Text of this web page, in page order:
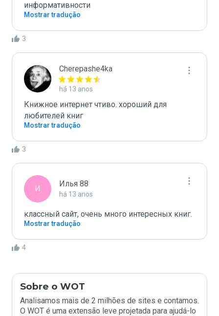
информативности
Mostrar tradução
3
Cherepashe4ka
há 13 anos
Книжное интернет чтиво. хороший для
любителей книг
Mostrar tradução
3
И
Илья 88
há 13 anos
классный сайт, очень много интересных книг.
Mostrar tradução
4
Sobre o WOT
Analisamos mais de 2 milhões de sites e contamos.
O WOT é uma extensão leve projetada para ajudá-lo